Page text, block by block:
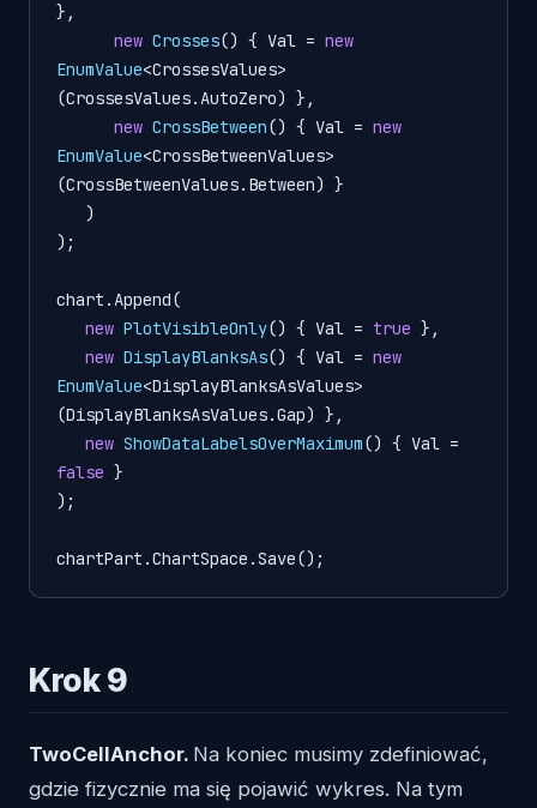
},
new Crosses() { Val = new
EnumValue<CrossesValues>
(CrossesValues.AutoZero) },
new CrossBetween() { Val = new
EnumValue<CrossBetweenValues>
(CrossBetweenValues.Between) }
);
chart.Append(
new PlotVisibleOnly() { Val = true },
new DisplayBlanksAs() { Val = new
EnumValue<DisplayBlanksAsValues>
(DisplayBlanksAsValues.Gap) },
new ShowDataLabelsOverMaximum
false }
);
chartPart.ChartSpace.Save();
Krok 9
TwoCellAnchor. Na koniec musimy zdefiniować,
gdzie fizycznie ma się pojawić wykres. Na tym